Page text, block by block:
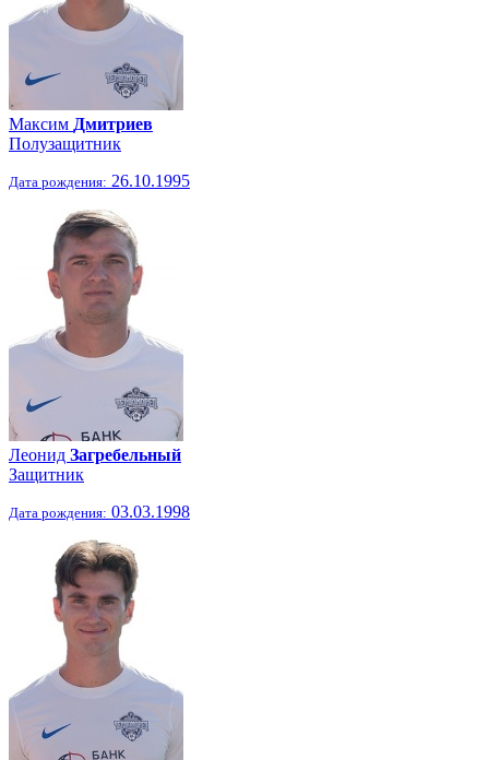
Максим Дмитриев
Полузащитник
Дата рождения: 26.10.1995
Леонид Загребельный
Защитник
Дата рождения: 03.03.1998